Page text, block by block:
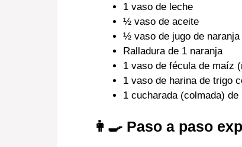
1 vaso de leche
½ vaso de aceite
½ vaso de jugo de naranja
Ralladura de 1 naranja
1 vaso de fécula de maíz
1 vaso de harina de trigo
1 cucharada (colmada)
👩‍🍳 Paso a paso